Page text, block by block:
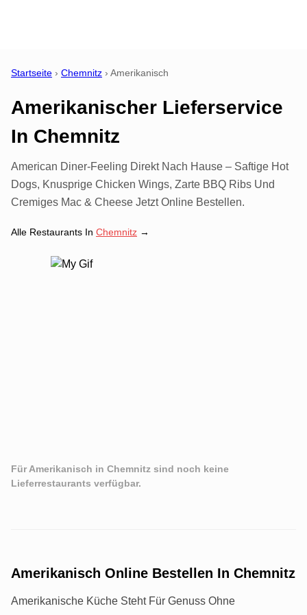
Startseite › Chemnitz › Amerikanisch
Amerikanischer Lieferservice
In Chemnitz
American Diner-Feeling Direkt Nach Hause – Saftige Hot
Dogs, Knusprige Chicken Wings, Zarte BBQ Ribs Und
Cremiges Mac & Cheese Jetzt Online Bestellen.
Alle Restaurants In Chemnitz →
Für Amerikanisch in Chemnitz sind noch keine
Lieferrestaurants verfügbar.
Amerikanisch Online Bestellen In Chemnitz
Amerikanische Küche Steht Für Genuss Ohne